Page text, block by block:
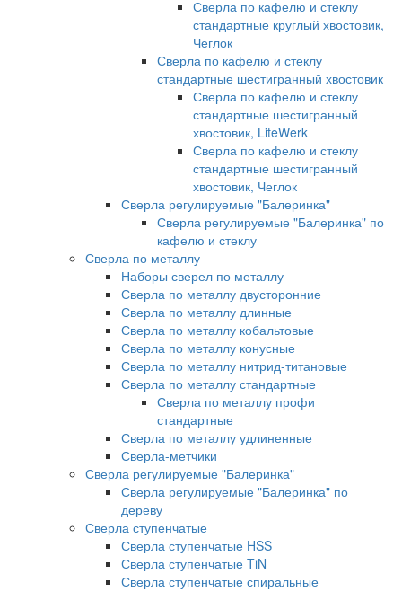
Сверла по кафелю и стеклу
стандартные круглый хвостовик,
Чеглок
Сверла по кафелю и стеклу
стандартные шестигранный хвостовик
Сверла по кафелю и стеклу
стандартные шестигранный
хвостовик, LiteWerk
Сверла по кафелю и стеклу
стандартные шестигранный
хвостовик, Чеглок
Сверла регулируемые "Балеринка"
Сверла регулируемые "Балеринка" по
кафелю и стеклу
Сверла по металлу
Наборы сверел по металлу
Сверла по металлу двусторонние
Сверла по металлу длинные
Сверла по металлу кобальтовые
Сверла по металлу конусные
Сверла по металлу нитрид-титановые
Сверла по металлу стандартные
Сверла по металлу профи
стандартные
Сверла по металлу удлиненные
Сверла-метчики
Сверла регулируемые "Балеринка"
Сверла регулируемые "Балеринка" по
дереву
Сверла ступенчатые
Сверла ступенчатые HSS
Сверла ступенчатые TiN
Сверла ступенчатые спиральные